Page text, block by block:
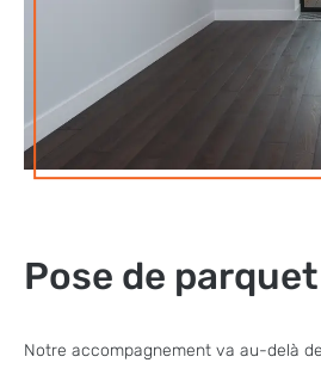
Pose de parquet
Notre accompagnement va au-delà